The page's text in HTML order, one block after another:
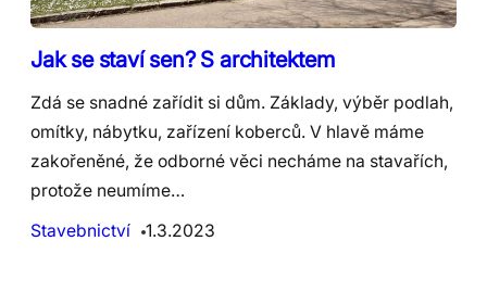
Jak se staví sen? S architektem
Zdá se snadné zařídit si dům. Základy, výběr podlah,
omítky, nábytku, zařízení koberců. V hlavě máme
zakořeněné, že odborné věci necháme na stavařích,
protože neumíme…
Stavebnictví
1.3.2023